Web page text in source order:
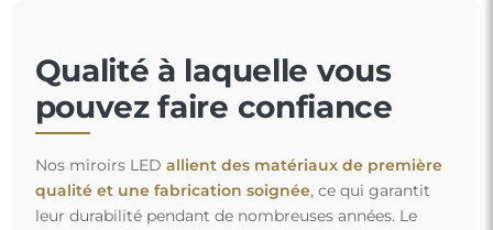
Qualité à laquelle vous
pouvez faire confiance
Nos miroirs LED allient des matériaux de première
qualité et une fabrication soignée, ce qui garantit
leur durabilité pendant de nombreuses années. Le